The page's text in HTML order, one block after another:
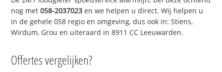
nog met058-2037023 en we helpen u direct. Wij helpen u
in de gehele 058 regio en omgeving, dus ook in: Stiens,
Wirdum, Grou en uiteraard in 8911 CC Leeuwarden.
Offertes vergelijken?